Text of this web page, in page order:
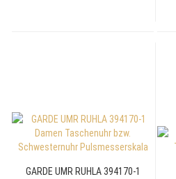
GARDE UMR RUHLA 394170-1